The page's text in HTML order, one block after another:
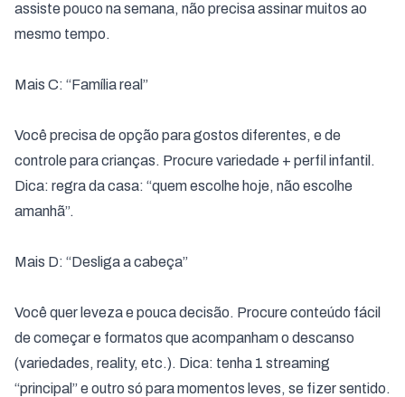
assiste pouco na semana, não precisa assinar muitos ao
mesmo tempo.
Mais C: “Família real”
Você precisa de opção para gostos diferentes, e de
controle para crianças. Procure variedade + perfil infantil.
Dica: regra da casa: “quem escolhe hoje, não escolhe
amanhã”.
Mais D: “Desliga a cabeça”
Você quer leveza e pouca decisão. Procure conteúdo fácil
de começar e formatos que acompanham o descanso
(variedades, reality, etc.). Dica: tenha 1 streaming
“principal” e outro só para momentos leves, se fizer sentido.